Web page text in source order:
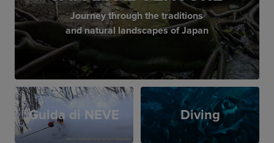
Journey through the traditions
and natural landscapes of Japan
Guida di NEVE Diving